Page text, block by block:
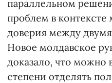
параллельном
проблем в
доверия между
Новое молдавское
доказало, что можно
степени отделять